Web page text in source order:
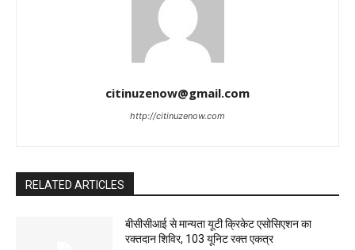
citinuzenow@gmail.com
http://citinuzenow.com
RELATED ARTICLES
बीसीसीआई से मान्यता यूटी क्रिकेट एसोसिएशन का
रक्तदान शिविर, 103 यूनिट रक्त एकत्र